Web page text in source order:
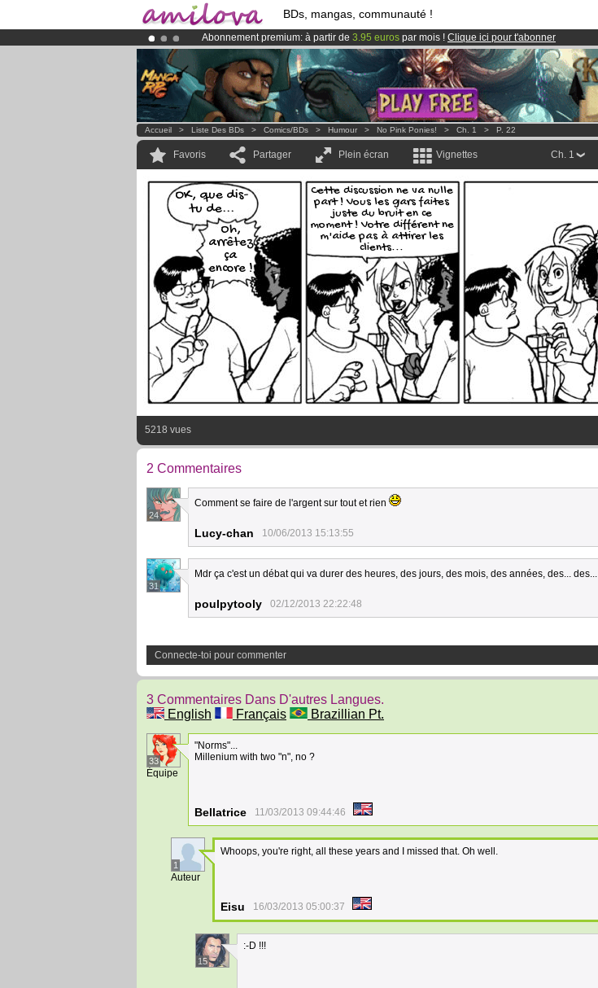
BDs, mangas, communauté !
Abonnement premium: à partir de 3.95 euros par mois ! Clique ici pour t'abonner
Déjà 134393membreset 1208BDs & Mangas!
LeKickstarter Amilova est désormais lancé
Accueil > Liste Des BDs > Comics/BDs > Humour > No Pink Ponies! > Ch. 1 > P. 22
Favoris Partager Plein écran Vignettes Ch. 1
OK, que dis-
tu de...
Oh,
arrêtez
ça
encore !
Cette discussion ne va nulle
part ! Vous les gars faites
juste du bruit en ce
moment ! Votre différent ne
m'aide pas à attirer les
clients...
5218 vues
2 Commentaires
24
Comment se faire de l'argent sur tout et rien
Lucy-chan 10/06/2013 15:13:55
31
Mdr ça c'est un débat qui va durer des heures, des jours, des mois, des années, des... des...
poulpytooly 02/12/2013 22:22:48
Connecte-toi pour commenter
3 Commentaires Dans D'autres Langues.
English
Français Brazillian Pt.
33
Équipe
"Norms"...
Millenium with two "n", no ?
Bellatrice 11/03/2013 09:44:46
1
Auteur
Whoops, you're right, all these years and I missed that. Oh well.
Eisu 16/03/2013 05:00:37
15
:-D !!!